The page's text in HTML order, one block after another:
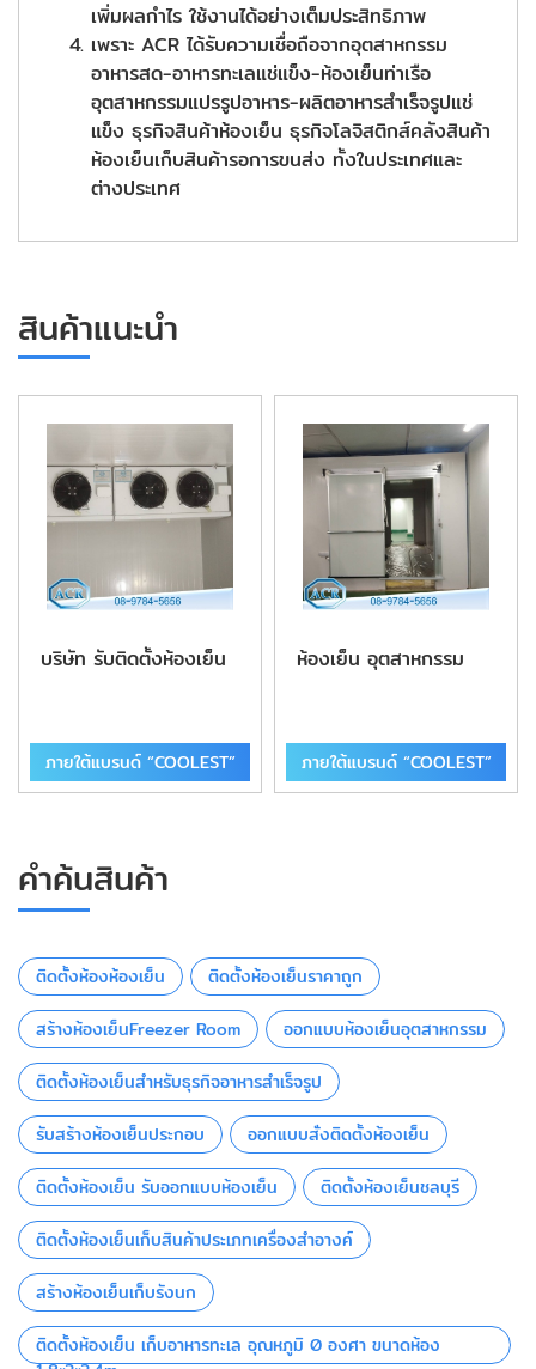
เพิ่มผลกำไร ใช้งานได้อย่างเต็มประสิทธิภาพ
เพราะ ACR ได้รับความเชื่อถือจากอุตสาหกรรม
อาหารสด-อาหารทะเลแช่แข็ง-ห้องเย็นท่าเรือ
อุตสาหกรรมแปรรูปอาหาร-ผลิตอาหารสำเร็จรูปแช่
แข็ง ธุรกิจสินค้าห้องเย็น ธุรกิจโลจิสติกส์คลังสินค้า
ห้องเย็นเก็บสินค้ารอการขนส่ง ทั้งในประเทศและ
ต่างประเทศ
สินค้าแนะนำ
บริษัท รับติดตั้งห้องเย็น
ภายใต้แบรนด์ “COOLEST”
ห้องเย็น อุตสาหกรรม
ภายใต้แบรนด์ “COOLEST”
คำค้นสินค้า
ติดตั้งห้องห้องเย็น
ติดตั้งห้องเย็นราคาถูก
สร้างห้องเย็นFreezer Room
ออกแบบห้องเย็นอุตสาหกรรม
ติดตั้งห้องเย็นสำหรับธุรกิจอาหารสำเร็จรูป
รับสร้างห้องเย็นประกอบ
ออกแบบสั่งติดตั้งห้องเย็น
ติดตั้งห้องเย็น รับออกแบบห้องเย็น
ติดตั้งห้องเย็นชลบุรี
ติดตั้งห้องเย็นเก็บสินค้าประเภทเครื่องสำอางค์
สร้างห้องเย็นเก็บรังนก
ติดตั้งห้องเย็น เก็บอาหารทะเล อุณหภูมิ 0 องศา ขนาดห้อง